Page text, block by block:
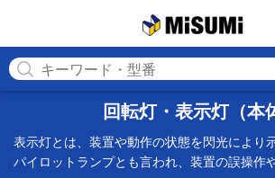
回転灯・表示灯（本
表示灯とは、装置や動作の状態を閃光により
パイロットランプとも言われ、装置の誤操作